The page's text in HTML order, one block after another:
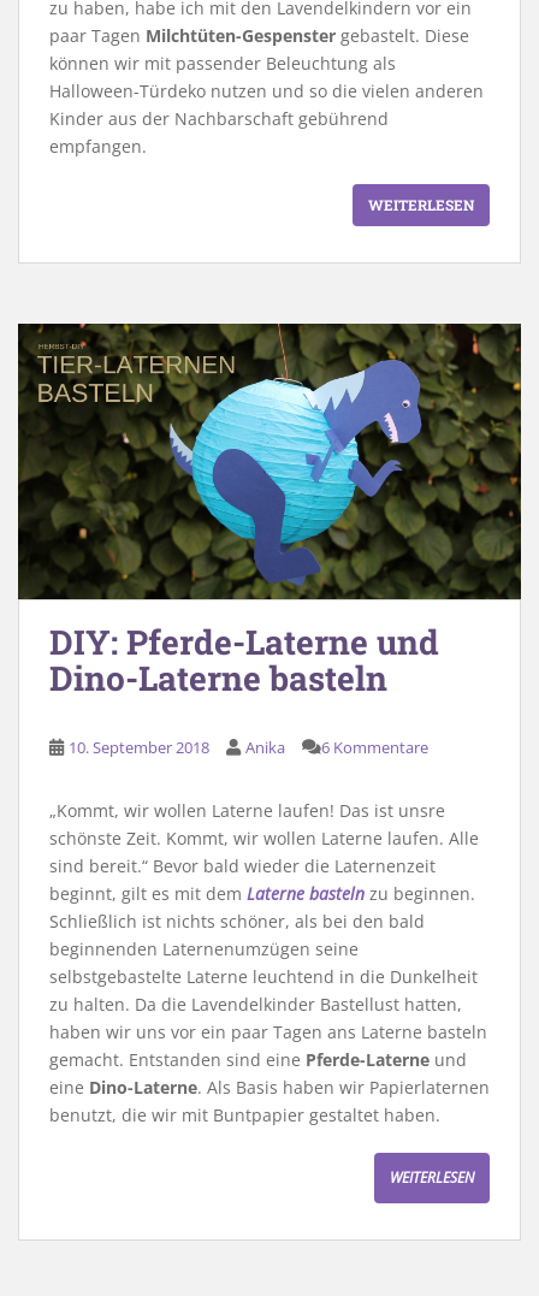
zu haben, habe ich mit den Lavendelkindern vor ein
paar Tagen Milchtüten-Gespenster gebastelt. Diese
können wir mit passender Beleuchtung als
Halloween-Türdeko nutzen und so die vielen anderen
Kinder aus der Nachbarschaft gebührend
empfangen.
WEITERLESEN
DIY: Pferde-Laterne und
Dino-Laterne basteln
10. September 2018 Anika 6 Kommentare
„Kommt, wir wollen Laterne laufen! Das ist unsre
schönste Zeit. Kommt, wir wollen Laterne laufen. Alle
sind bereit.“ Bevor bald wieder die Laternenzeit
beginnt, gilt es mit dem Laterne basteln zu beginnen.
Schließlich ist nichts schöner, als bei den bald
beginnenden Laternenumzügen seine
selbstgebastelte Laterne leuchtend in die Dunkelheit
zu halten. Da die Lavendelkinder Bastellust hatten,
haben wir uns vor ein paar Tagen ans Laterne basteln
gemacht. Entstanden sind eine Pferde-Laterne und
eine Dino-Laterne. Als Basis haben wir Papierlaternen
benutzt, die wir mit Buntpapier gestaltet haben.
WEITERLESEN